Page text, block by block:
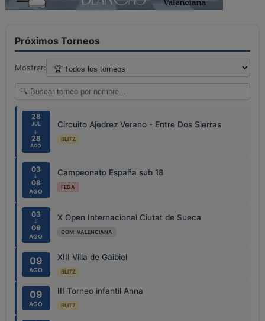
Próximos Torneos
Mostrar:
28
JUL
↓
28
AGO
Circuito Ajedrez Verano - Entre Dos Sierras
BLITZ
03
↓
08
AGO
Campeonato España sub 18
FEDA
03
↓
09
AGO
X Open Internacional Ciutat de Sueca
COM. VALENCIANA
09
AGO
XIII Villa de Gaibiel
BLITZ
09
AGO
III Torneo infantil Anna
BLITZ